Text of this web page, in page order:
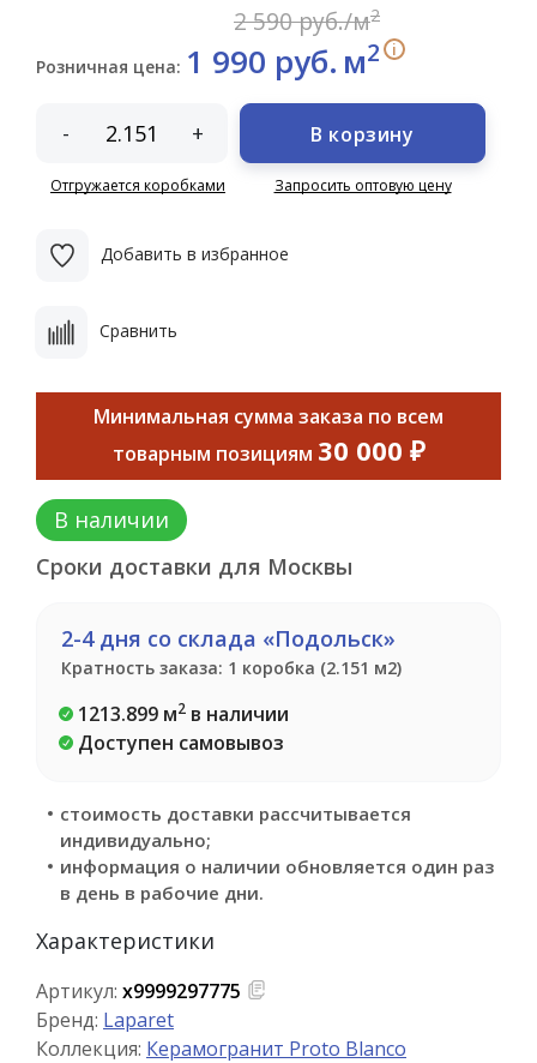
2 590 руб./м2
Розничная цена: 1 990 руб. м2 i
- +
Отгружается коробками
В корзину
Запросить оптовую цену
Добавить в избранное
Сравнить
Минимальная сумма заказа по всем
товарным позициям 30 000 ₽
В наличии
Сроки доставки для Москвы
2-4 дня со склада «Подольск»
Кратность заказа: 1 коробка (2.151 м2)
1213.899 м2 в наличии
Доступен самовывоз
стоимость доставки рассчитывается
индивидуально;
информация о наличии обновляется один раз
в день в рабочие дни.
Характеристики
Артикул: х9999297775
Бренд: Laparet
Коллекция: Керамогранит Proto Blanco